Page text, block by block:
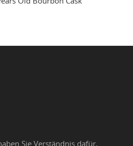
Sie Verständnis dafür,